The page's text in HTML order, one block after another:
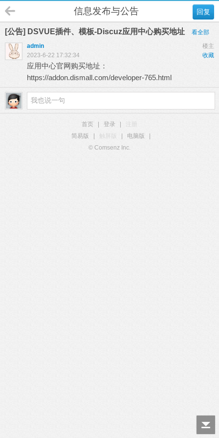
回复
信息发布与公告
[公告] DSVUE插件、模板-Discuz应用中心购买地址
看全部
楼主
admin
收藏
2023-6-22 17:32:34
应用中心官网购买地址：
https://addon.dismall.com/developer-765.html
首页 登录
注册
简易版
触屏版 电脑版
© Comsenz Inc.